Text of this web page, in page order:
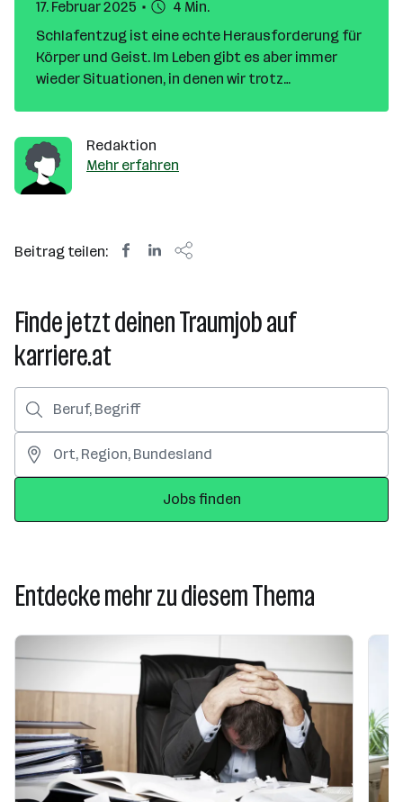
17. Februar 2025
4 Min.
Schlafentzug ist eine echte Herausforderung für
Körper und Geist. Im Leben gibt es aber immer
wieder Situationen, in denen wir trotz
Schlafmangel wirklich, wie viel Schlaf braucht der
Mensch und wie lässt sich ein Arbeitstag
bewältigen, wenn man nur wenige Stunden Schlaf
Redaktion
Mehr erfahren
Beitrag teilen:
Finde jetzt deinen Traumjob auf
karriere.at
Jobs finden
Entdecke mehr zu diesem Thema